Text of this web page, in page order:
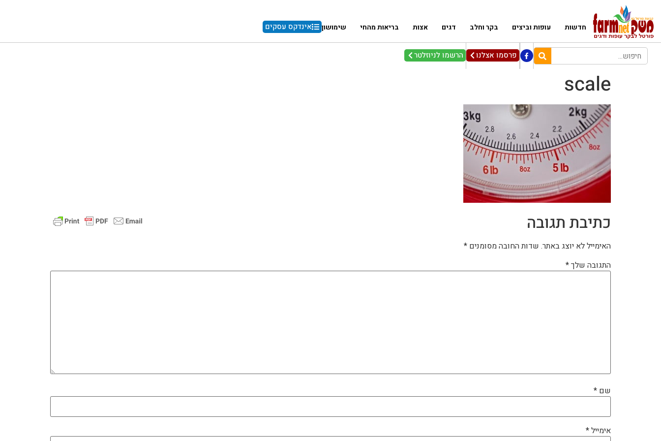
חדשות עופות וביצים בקר וחלב דגים אצות בריאות מהחי שימושון אינדקס עסקים
פרסמו אצלנו הרשמו לניוזלטר
scale
כתיבת תגובה
האימייל לא יוצג באתר. שדות החובה מסומנים *
התגובה שלך*
שם *
אימייל*